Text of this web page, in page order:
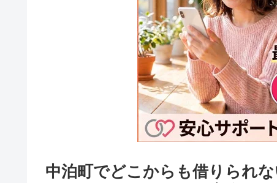
中泊町でどこからも借りられ